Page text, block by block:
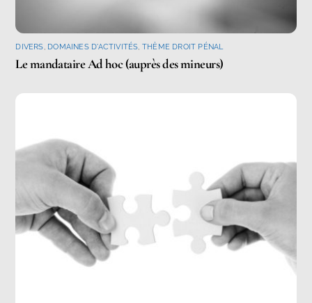
DIVERS, DOMAINES D'ACTIVITÉS, THÈME DROIT PÉNAL
Le mandataire Ad hoc (auprès des mineurs)